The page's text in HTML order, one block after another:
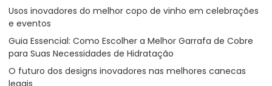
Usos inovadores do melhor copo de vinho em celebrações
e eventos
Guia Essencial: Como Escolher a Melhor Garrafa de Cobre
para Suas Necessidades de Hidratação
O futuro dos designs inovadores nas melhores canecas
legais